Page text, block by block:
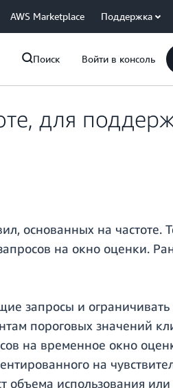
AWS Marketplace Поддержка
Поиск Войти в консоль
для
основанных на частоте.
на окно оценки.
запросы и
пороговых значений
на временное окно
на
объема использования